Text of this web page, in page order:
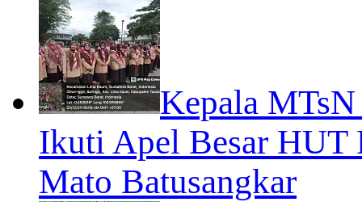
Kepala
Ikuti Apel Besar HUT
Mato Batusangkar